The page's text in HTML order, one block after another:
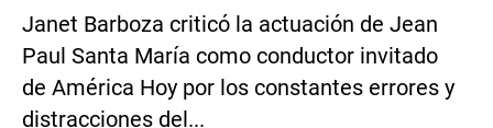
Janet Barboza criticó la actuación de Jean
Paul Santa María como conductor invitado
de América Hoy por los constantes errores y
distracciones del...